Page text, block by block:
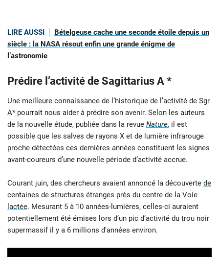
LIRE AUSSI
Bételgeuse cache une seconde étoile depuis un
siècle : la NASA résout enfin une grande énigme de
l’astronomie
Prédire l’activité de Sagittarius A *
Une meilleure connaissance de l’historique de l’activité de Sgr
A* pourrait nous aider à prédire son avenir. Selon les auteurs
de la nouvelle étude, publiée dans la revue Nature, il est
possible que les salves de rayons X et de lumière infrarouge
proche détectées ces dernières années constituent les signes
avant-coureurs d’une nouvelle période d’activité accrue.
Courant juin, des chercheurs avaient annoncé la découverte de
centaines de structures étranges près du centre de la Voie
lactée. Mesurant 5 à 10 années-lumières, celles-ci auraient
potentiellement été émises lors d’un pic d’activité du trou noir
supermassif il y a 6 millions d’années environ.